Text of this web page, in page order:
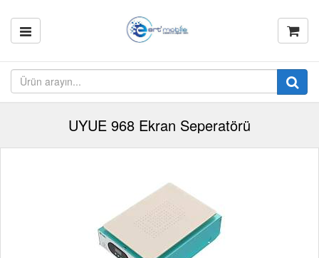
UYUE 968 Ekran Seperatörü